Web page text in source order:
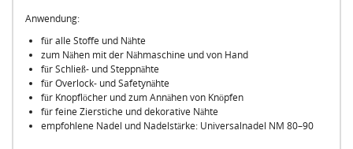
Anwendung:
für alle Stoffe und Nähte
zum Nähen mit der Nähmaschine und von Hand
für Schließ- und Steppnähte
für Overlock- und Safetynähte
für Knopflöcher und zum Annähen von Knöpfen
für feine Zierstiche und dekorative Nähte
empfohlene Nadel und Nadelstärke: Universalnadel NM 80–90